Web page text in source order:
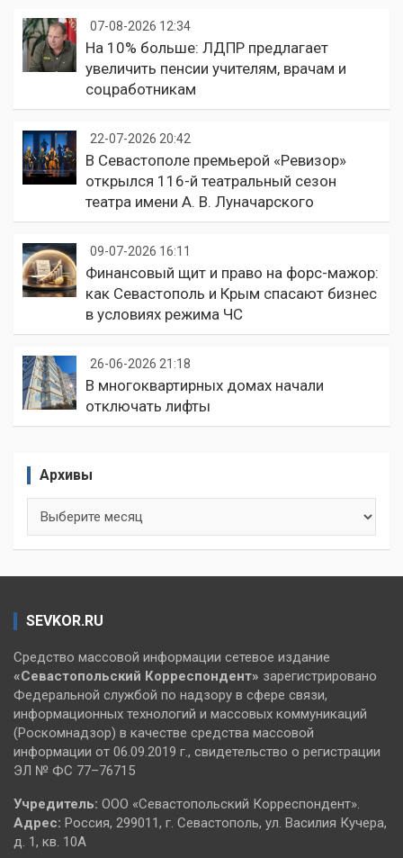
07-08-2026 12:34
На 10% больше: ЛДПР предлагает
увеличить пенсии учителям, врачам и
соцработникам
22-07-2026 20:42
В Севастополе премьерой «Ревизор»
открылся 116-й театральный сезон
театра имени А. В. Луначарского
09-07-2026 16:11
Финансовый щит и право на форс-мажор:
как Севастополь и Крым спасают бизнес
в условиях режима ЧС
26-06-2026 21:18
В многоквартирных домах начали
отключать лифты
Архивы
SEVKOR.RU
Средство массовой информации сетевое издание
«Севастопольский Корреспондент» зарегистрировано
Федеральной службой по надзору в сфере связи,
информационных технологий и массовых коммуникаций
(Роскомнадзор) в качестве средства массовой
информации от 06.09.2019 г., свидетельство о регистрации
ЭЛ № ФС 77–76715
Учредитель: ООО «Севастопольский Корреспондент».
Адрес: Россия, 299011, г. Севастополь, ул. Василия Кучера,
д. 1, кв. 10А